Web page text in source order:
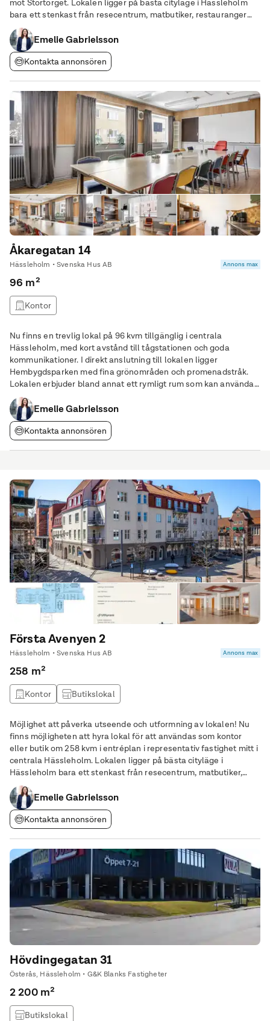
mot Stortorget. Lokalen ligger på bästa cityläge i Hässleholm
bara ett stenkast från resecentrum, matbutiker, restauranger
och andra faciliteter. Lokalen är en del av en större lokal som
delas av ochEmelie Gabrielsson
Kontakta annonsören
Åkaregatan 14
Hässleholm • Svenska Hus AB Annons max
96 m²
Kontor
Nu finns en trevlig lokal på 96 kvm tillgänglig i centrala
Hässleholm, med kort avstånd till tågstationen och goda
kommunikationer. I direkt anslutning till lokalen ligger
Hembygdsparken med fina grönområden och promenadstråk.
Lokalen erbjuder bland annat ett rymligt rum som kan användas
som konferensrum eller öppen kontorsyta, samt ett separat
kontorsrum med balkong. Den är även utrustad med
Emelie Gabrielsson
Kontakta annonsören
Första Avenyen 2
Hässleholm • Svenska Hus AB Annons max
258 m²
Kontor Butikslokal
Möjlighet att påverka utseende och utformning av lokalen! Nu
finns möjligheten att hyra lokal för att användas som kontor
eller butik om 258 kvm i entréplan i representativ fastighet mitt i
centrala Hässleholm. Lokalen ligger på bästa cityläge i
Hässleholm bara ett stenkast från resecentrum, matbutiker,
restauranger och andra faciliteter. Lokalen är en del av en större
lokal som delas av och
Emelie Gabrielsson
Kontakta annonsören
Hövdingegatan 31
Österås, Hässleholm • G&K Blanks Fastigheter
2 200 m²
Butikslokal